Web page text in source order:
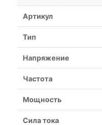
Артикул
Тип
Напряжение
Частота
Мощность
Сила тока